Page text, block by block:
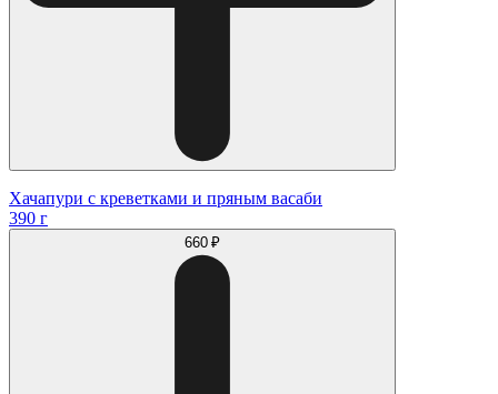
Хачапури с креветками и пряным васаби
390 г
660 ₽